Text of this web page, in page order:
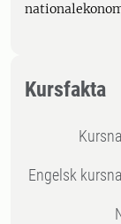
Kursfakta
Engelsk